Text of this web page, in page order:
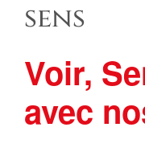
sens
Voir,
avec